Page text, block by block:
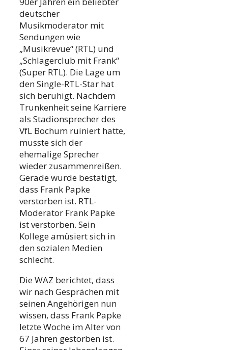
deutscher
Musikmoderator mit
Sendungen wie
„Musikrevue“ (RTL) und
„Schlagerclub mit Frank“
(Super RTL). Die Lage um
den Single-RTL-Star hat
sich beruhigt. Nachdem
Trunkenheit seine Karriere
als Stadionsprecher des
VfL Bochum ruiniert hatte,
musste sich der
ehemalige Sprecher
wieder zusammenreißen.
Gerade wurde bestätigt,
dass Frank Papke
verstorben ist. RTL-
Moderator Frank Papke
ist verstorben. Sein
Kollege amüsiert sich in
den sozialen Medien
schlecht.
Die WAZ berichtet, dass
wir nach Gesprächen mit
seinen Angehörigen nun
wissen, dass Frank Papke
letzte Woche im Alter von
67 Jahren gestorben ist.